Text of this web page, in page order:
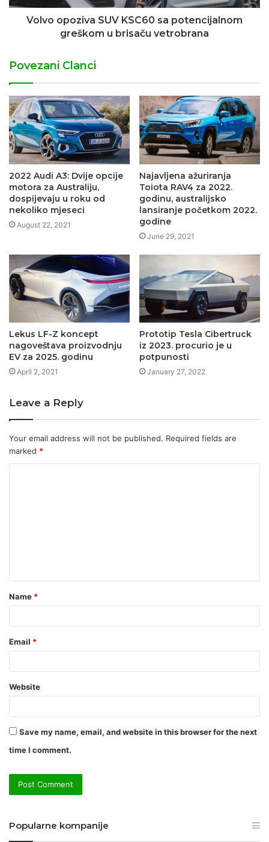
Volvo opoziva SUV KSC60 sa potencijalnom
greškom u brisaču vetrobrana
Povezani Clanci
2022 Audi A3: Dvije opcije
motora za Australiju,
dospijevaju u roku od
nekoliko mjeseci
August 22, 2021
Najavljena ažuriranja
Toiota RAV4 za 2022.
godinu, australijsko
lansiranje početkom 2022.
godine
June 29, 2021
Lekus LF-Z koncept
nagoveštava proizvodnju
EV za 2025. godinu
April 2, 2021
Prototip Tesla Cibertruck
iz 2023. procurio je u
potpunosti
January 27, 2022
Leave a Reply
Your email address will not be published. Required fields are
marked *
t
*
Name *
Email *
Website
Save my name, email, and website in this browser for the next
time I comment.
Popularne kompanije